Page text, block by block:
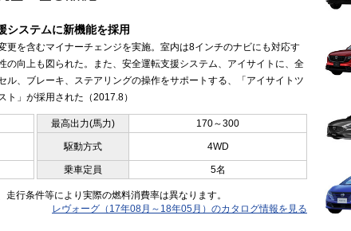
システムに新機能を採用
更を含むマイナーチェンジを実施。室内は8インチのナビにも対応す
の向上も図られた。また、安全運転支援システム、アイサイトに、全
ル、ブレーキ、ステアリングの操作をサポートする、「アイサイトツ
ト」が採用された（2017.8）
最高出力(馬力)
170～300
駆動方式 4WD
乗車定員 5名
行条件等により実際の燃料消費率は異なります。
レヴォーグ（17年08月～18年05月）のカタログ情報を見る